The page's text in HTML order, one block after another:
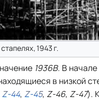
1943 г.
1936В. В
в низкой
Z-44, Z-45, Z-46, Z-47).